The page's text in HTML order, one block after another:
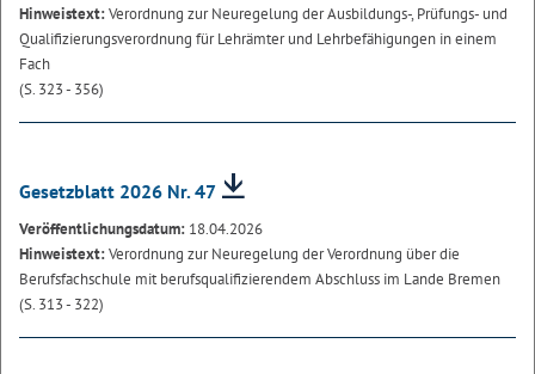
Hinweistext:Verordnung zur Neuregelung der Ausbildungs-, Prüfungs- und
Qualifizierungsverordnung für Lehrämter und Lehrbefähigungen in einem
Fach
(S. 323 - 356)
Gesetzblatt 2026 Nr. 47
Veröffentlichungsdatum: 18.04.2026
Hinweistext:Verordnung zur Neuregelung der Verordnung über die
Berufsfachschule mit berufsqualifizierendem Abschluss im Lande Bremen
(S. 313 - 322)